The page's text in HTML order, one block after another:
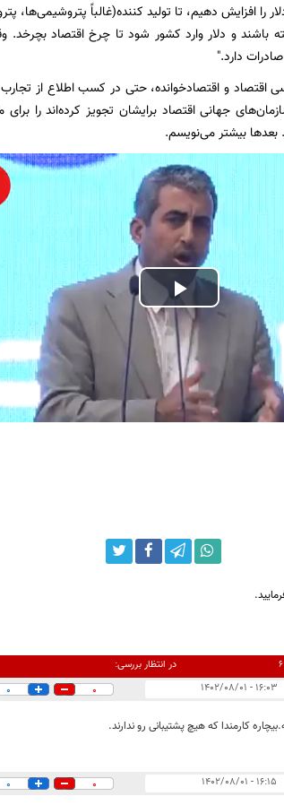
دهیم، تا تولید کننده(غالباً پتروشیمی‌ها،
و دلار وارد کشور شود تا چرخ اقتصاد بچرخد.
دارد."
اقتصاد و اقتصادخوانده، حتی در کسب اطلاع از
جهانی اقتصاد برایشان تجویز کرده‌اند را
بعدها بیشتر می‌نویسم.
Play
Video
۶ در انتظار بررسی:
۱۶:۰۳ - ۱۴۰۲/۰۸/۰۱ 0
0
کارمندا که هیچ پشتیبانی رو ندارند.
۱۶:۱۵ - ۱۴۰۲/۰۸/۰۱ 0
0